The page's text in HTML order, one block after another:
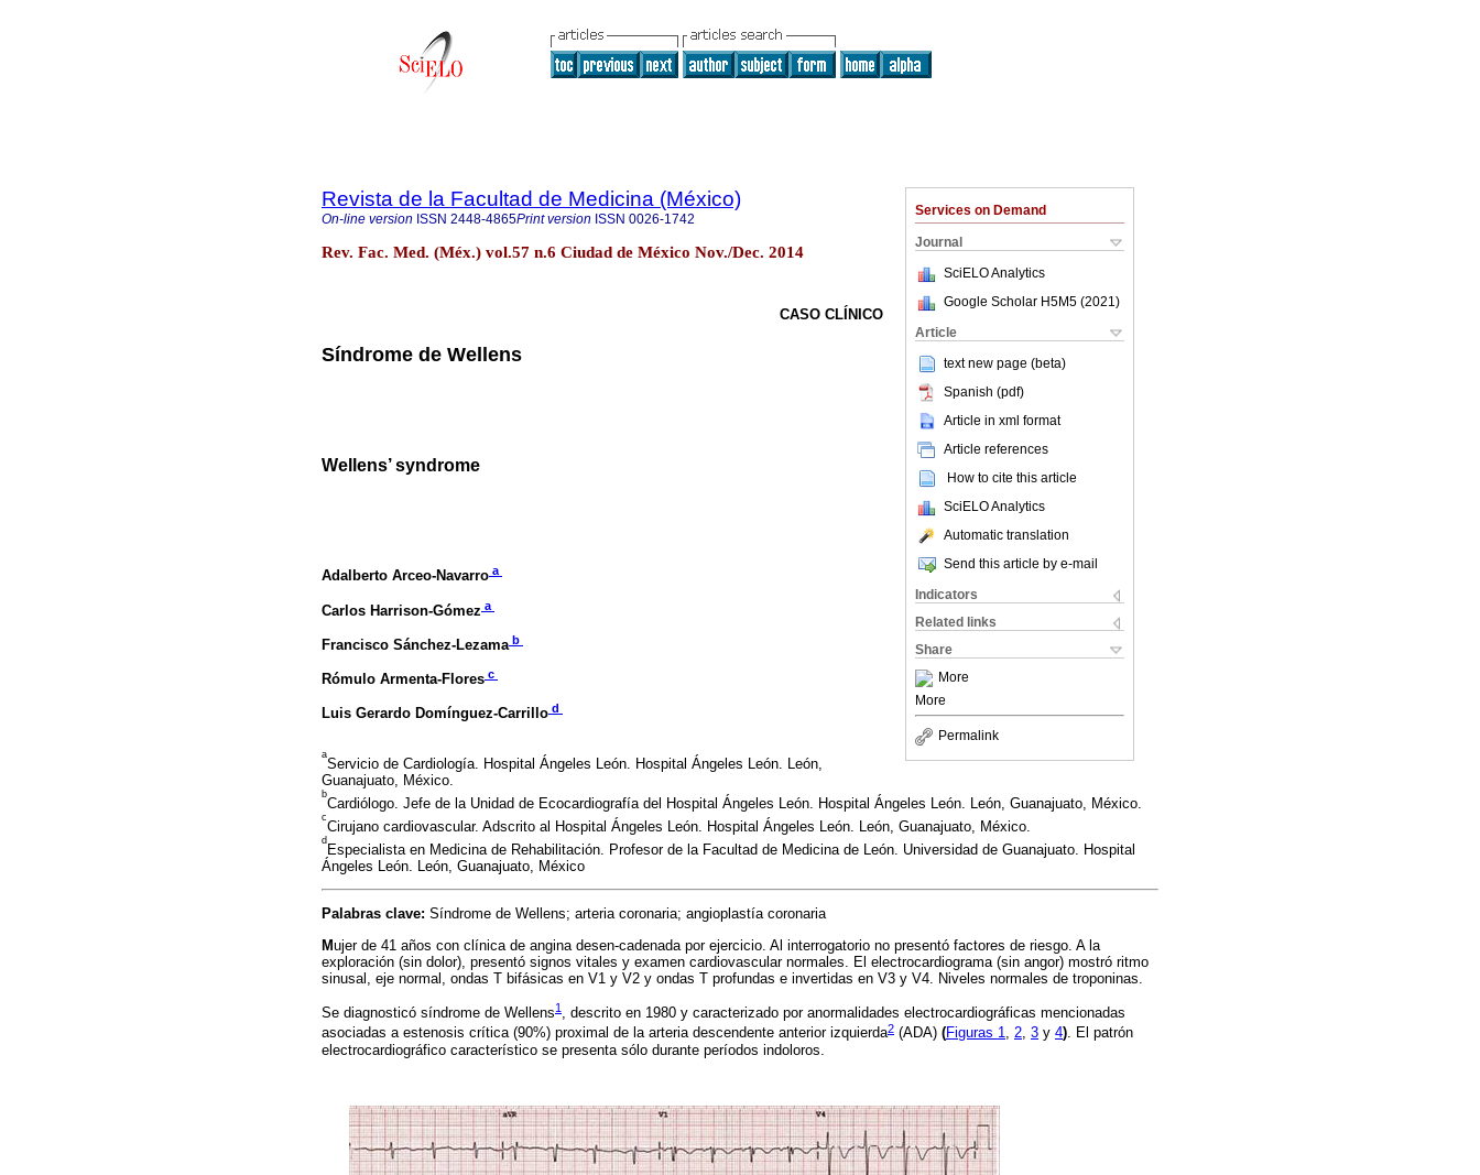
Services on Demand
Journal
SciELO Analytics
Google Scholar H5M5 (2021 )
Article
text new page (beta)
Spanish (pdf)
Article in xml format
Article references
How to cite this article
SciELO Analytics
Automatic translation
Send this article by e-mail
Indicators
Related links
Share
More
More
Permalink
Revista de la Facultad de Medicina (México)
On-line version ISSN 2448-4865Print version ISSN 0026-1742
Rev. Fac. Med. (Méx.) vol.57 n.6 Ciudad de México Nov./Dec. 2014
CASO CLÍNICO
Síndrome de Wellens
Wellens’ syndrome
Adalberto Arceo-Navarro a
Carlos Harrison-Gómez a
Francisco Sánchez-Lezama b
Rómulo Armenta-Flores c
Luis Gerardo Domínguez-Carrillo d
a
Servicio de Cardiología. Hospital Ángeles León. Hospital Ángeles León. León,
Guanajuato, México.
b
Cardiólogo. Jefe de la Unidad de Ecocardiografía del Hospital Ángeles León. Hospital Ángeles León. León, Guanajuato, México.
c
Cirujano cardiovascular. Adscrito al Hospital Ángeles León. Hospital Ángeles León. León, Guanajuato, México.
d
Especialista en Medicina de Rehabilitación. Profesor de la Facultad de Medicina de León. Universidad de Guanajuato. Hospital
Ángeles León. León, Guanajuato, México
Palabras clave: Síndrome de Wellens; arteria coronaria; angioplastía coronaria
Mujer de 41 años con clínica de angina desen-cadenada por ejercicio. Al interrogatorio no presentó factores de riesgo. A la
exploración (sin dolor), presentó signos vitales y examen cardiovascular normales. El electrocardiograma (sin angor) mostró ritmo
sinusal, eje normal, ondas T bifásicas en V1 y V2 y ondas T profundas e invertidas en V3 y V4. Niveles normales de troponinas.
Se diagnosticó síndrome de Wellens1 , descrito en 1980 y caracterizado por anormalidades electrocardiográficas mencionadas
asociadas a estenosis crítica (90%) proximal de la arteria descendente anterior izquierda2 (ADA) (Figuras 1, 2, 3 y 4). El patrón
electrocardiográfico característico se presenta sólo durante períodos indoloros.